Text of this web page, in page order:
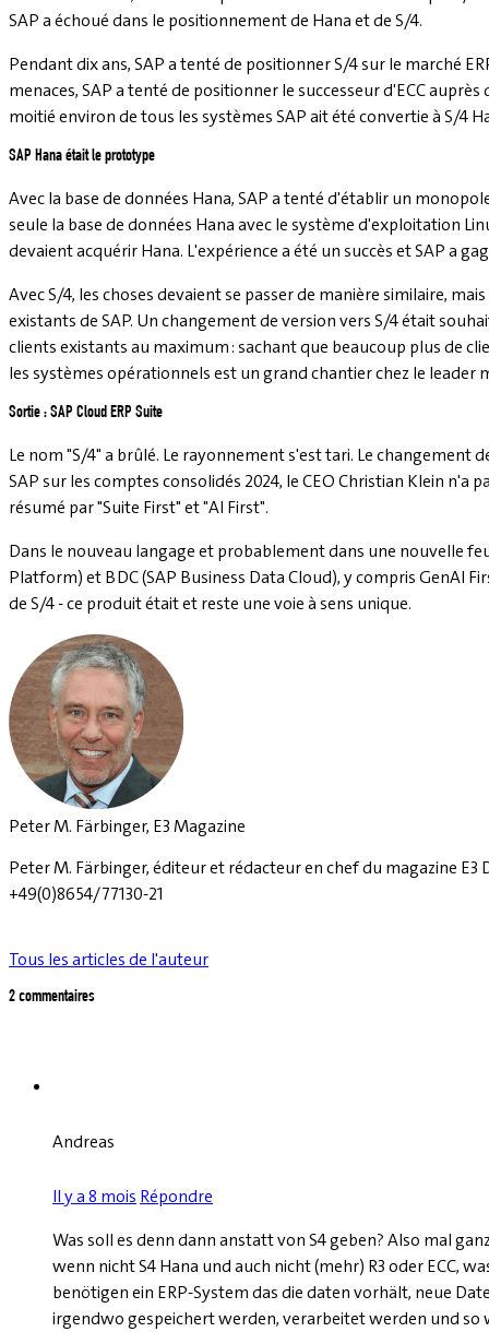
SAP a échoué dans le positionnement de Hana et de S/4.
Pendant dix ans, SAP a tenté de positionner S/4 sur le marché
menaces, SAP a tenté de positionner le successeur d'ECC
moitié environ de tous les systèmes SAP ait été convertie à S/4
SAP Hana était le prototype
Avec la base de données Hana, SAP a tenté d'établir un
seule la base de données Hana avec le système d'exploitation
devaient acquérir Hana. L'expérience a été un succès et SAP a
Avec S/4, les choses devaient se passer de manière similaire,
existants de SAP. Un changement de version vers S/4 était
clients existants au maximum : sachant que beaucoup plus de
les systèmes opérationnels est un grand chantier chez le leader
Sortie : SAP Cloud ERP Suite
Le nom "S/4" a brûlé. Le rayonnement s'est tari. Le changement
SAP sur les comptes consolidés 2024, le CEO Christian Klein
résumé par "Suite First" et "AI First".
Dans le nouveau langage et probablement dans une nouvelle
Platform) et BDC (SAP Business Data Cloud), y compris GenAI
de S/4 - ce produit était et reste une voie à sens unique.
Peter M. Färbinger, E3 Magazine
Peter M. Färbinger, éditeur et rédacteur en chef du magazine E3
+49(0)8654/77130-21
Tous les articles de l'auteur
2 commentaires
Andreas
Il y a 8 mois Répondre
Was soll es denn dann anstatt von S4 geben? Also mal
wenn nicht S4 Hana und auch nicht (mehr) R3 oder ECC,
benötigen ein ERP-System das die daten vorhält, neue
irgendwo gespeichert werden, verarbeitet werden und so